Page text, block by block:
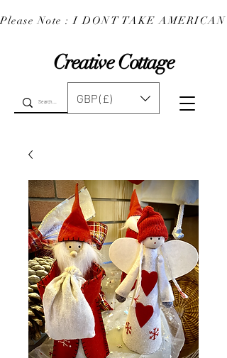
Creative Cottage
Please Note : I DONT TAKE
GBP (£)